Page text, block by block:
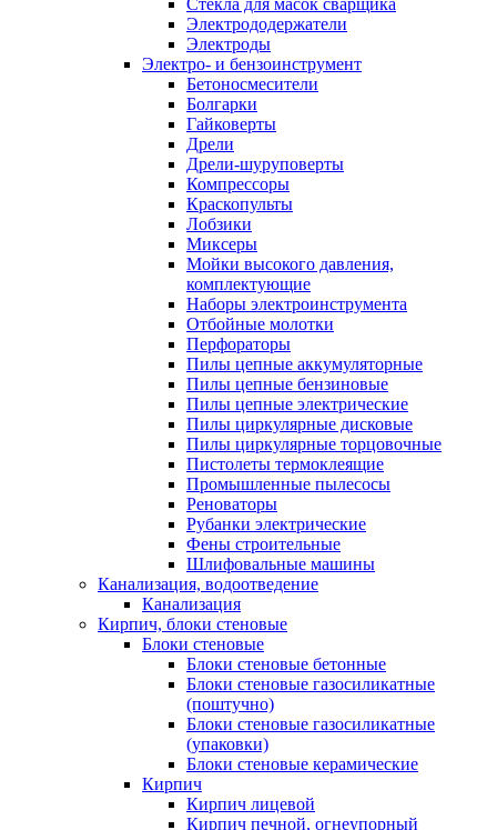
Стекла для масок сварщика
Электрододержатели
Электроды
Электро- и бензоинструмент
Бетоносмесители
Болгарки
Гайковерты
Дрели
Дрели-шуруповерты
Компрессоры
Краскопульты
Лобзики
Миксеры
Мойки высокого давления,
комплектующие
Наборы электроинструмента
Отбойные молотки
Перфораторы
Пилы цепные аккумуляторные
Пилы цепные бензиновые
Пилы цепные электрические
Пилы циркулярные дисковые
Пилы циркулярные торцовочные
Пистолеты термоклеящие
Промышленные пылесосы
Реноваторы
Рубанки электрические
Фены строительные
Шлифовальные машины
Канализация, водоотведение
Канализация
Кирпич, блоки стеновые
Блоки стеновые
Блоки стеновые бетонные
Блоки стеновые газосиликатные
(поштучно)
Блоки стеновые газосиликатные
(упаковки)
Блоки стеновые керамические
Кирпич
Кирпич лицевой
Кирпич печной, огнеупорный